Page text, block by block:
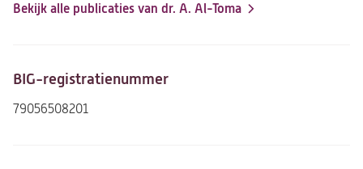
Bekijk alle publicaties van dr. A. Al-Toma
(opent
nieuwe
BIG-registratienummer
79056508201